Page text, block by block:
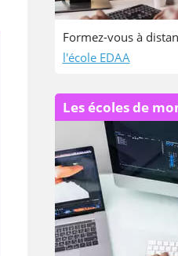
Formez-vous à
l'école EDAA
Les écoles de